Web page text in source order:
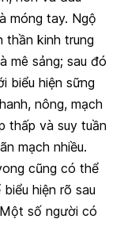
móng tay. Ngộ
thần kinh trung
mê sảng; sau đó
biểu hiện sững
nông, mạch
thấp và suy tuần
mạch nhiều.
cũng có thể
hiện rõ sau
số người có